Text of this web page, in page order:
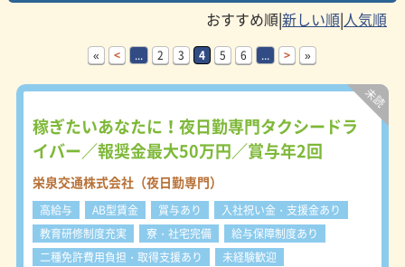
|
|
« < ... 2 3 4 5 6 ... > »
稼ぎたいあなたに！夜日勤専門タクシードラ
イバー／報奨金最大50万円／賞与年2回
栄泉交通株式会社（夜日勤専門）
高給与 AB型賃金 賞与あり
入社祝い金・支援金あり
教育研修制度充実
寮・社宅完備
給与保障制度あり
二種免許費用負担・取得支援あり
未経験歓迎